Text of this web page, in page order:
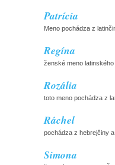
Patrícia
Meno pochádza z
Regína
ženské meno
Rozália
toto meno pochádza z
Ráchel
pochádza z hebrejčiny
Simona